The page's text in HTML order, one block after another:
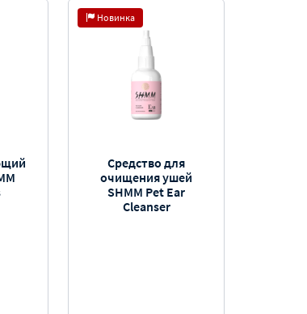
Новинка
Средство для
очищения ушей
SHMM Pet Ear
Cleanser